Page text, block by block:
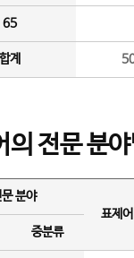
65
합계
의 전문 분
분야
표제
중분류